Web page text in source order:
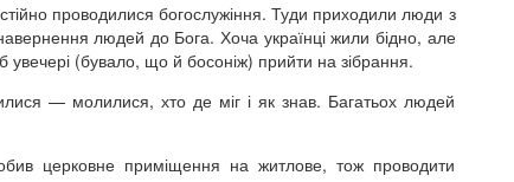
проводилися богослужіння. Туди приходили люди з
людей до Бога. Хоча українці жили бідно, але
(бувало, що й босоніж) прийти на зібрання.
— молилися, хто де міг і як знав. Багатьох людей
церковне приміщення на житлове, тож проводити